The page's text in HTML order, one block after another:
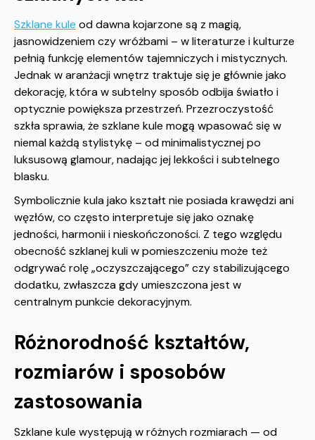
Szklane kule od dawna kojarzone są z magią,
jasnowidzeniem czy wróżbami – w literaturze i kulturze
pełnią funkcję elementów tajemniczych i mistycznych.
Jednak w aranżacji wnętrz traktuje się je głównie jako
dekorację, która w subtelny sposób odbija światło i
optycznie powiększa przestrzeń. Przezroczystość
szkła sprawia, że szklane kule mogą wpasować się w
niemal każdą stylistykę – od minimalistycznej po
luksusową glamour, nadając jej lekkości i subtelnego
blasku.
Symbolicznie kula jako kształt nie posiada krawędzi ani
węzłów, co często interpretuje się jako oznakę
jedności, harmonii i nieskończoności. Z tego względu
obecność szklanej kuli w pomieszczeniu może też
odgrywać rolę „oczyszczającego” czy stabilizującego
dodatku, zwłaszcza gdy umieszczona jest w
centralnym punkcie dekoracyjnym.
Różnorodność kształtów,
rozmiarów i sposobów
zastosowania
Szklane kule występują w różnych rozmiarach — od